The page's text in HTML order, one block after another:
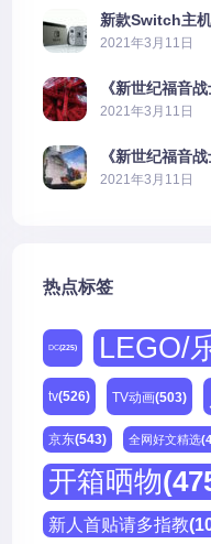
新款Switch主
2021年3月11日
《新世纪福音
公开
2021年3月11日
《新世纪福音
2021年3月11日
热点标签
DC(225) LEGO/
tv(526) TV动画(503)
京东(543) 全网好文精选
开箱晒物
新人首贴请多指教